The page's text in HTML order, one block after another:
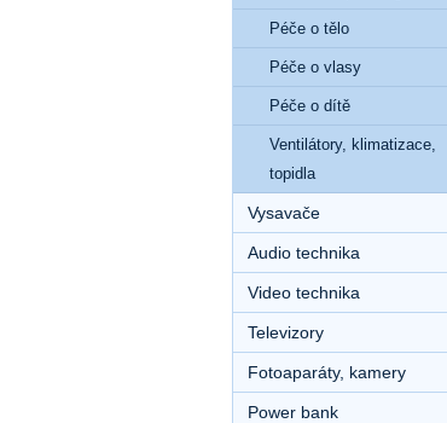
Péče o tělo
Péče o vlasy
Péče o dítě
Ventilátory, klimatizace,
topidla
Vysavače
Audio technika
Video technika
Televizory
Fotoaparáty, kamery
Power bank